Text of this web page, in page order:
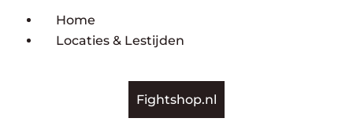
Home
Locaties & Lestijden
Fightshop.nl